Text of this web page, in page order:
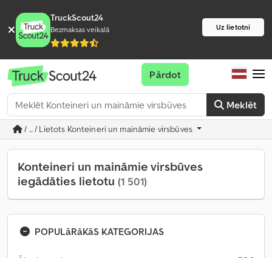
TruckScout24
Bezmaksas veikalā Uz lietotni
Meklēt
Pārdot
/ ... / Lietots Konteineri un maināmie virsbūves
Konteineri un maināmie virsbūves
iegādāties lietotu (1 501)
POPULāRāKāS KATEGORIJAS